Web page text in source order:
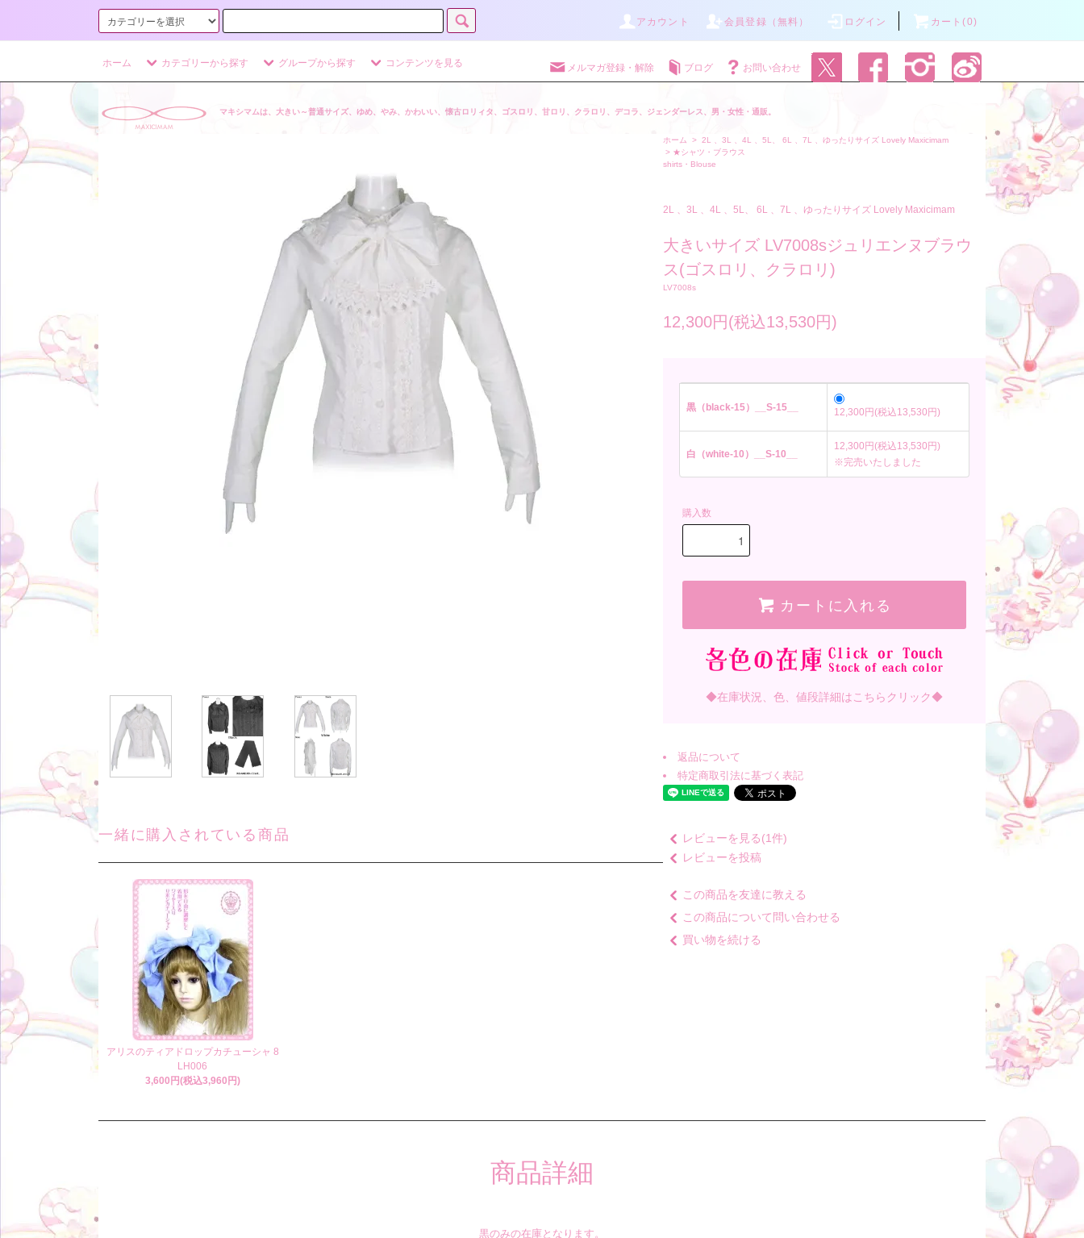
アカウント 会員登録（無料） ログイン カート(0)
ホーム カテゴリーから探す グループから探す コンテンツを見る メルマガ登録・解除 ブログ お問い合わせ
マキシマムは、大きい～普通サイズ、ゆめ、やみ、かわいい、懐古ロリィタ、ゴスロリ、甘ロリ、クラロリ、デコラ、ジェンダーレス、男・女性・通販。
一緒に購入されている商品
アリスのティアドロップカチューシャ 8
LH006
3,600円(税込3,960円)
ホーム > 2L 、3L 、4L 、5L、 6L 、7L 、ゆったりサイズ Lovely Maxicimam
> ★シャツ・ブラウス
shirts・Blouse
2L 、3L 、4L 、5L、 6L 、7L 、ゆったりサイズ Lovely Maxicimam
大きいサイズ LV7008sジュリエンヌブラウ
ス(ゴスロリ、クラロリ)
LV7008s
12,300円(税込13,530円)
黒（black-15）__S-15__ 12,300円(税込13,530円)
白（white-10）__S-10__
12,300円(税込13,530円)
※完売いたしました
購入数
カートに入れる
◆在庫状況、色、値段詳細はこちらクリック◆
返品について
特定商取引法に基づく表記
レビューを見る(1件)
レビューを投稿
この商品を友達に教える
この商品について問い合わせる
買い物を続ける
商品詳細
黒のみの在庫となります。